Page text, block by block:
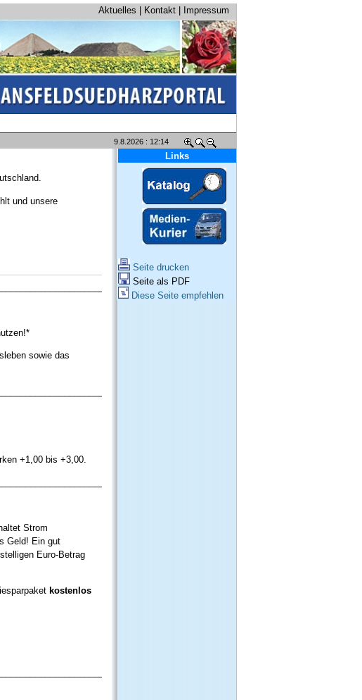
Aktuelles Kontakt Impressum
9.8.2026 : 12:14
Links
Seite drucken
Seite als PDF
Diese Seite empfehlen
und unsere
sowie das
+1,00 bis +3,00.
Strom
Geld! Ein gut
Euro-Betrag
kostenlos